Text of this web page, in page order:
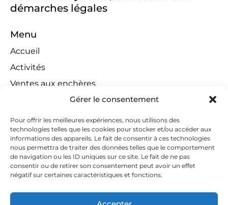
Gérer le consentement
Pour offrir les meilleures expériences, nous utilisons des
technologies telles que les cookies pour stocker et/ou accéder aux
informations des appareils. Le fait de consentir à ces technologies
nous permettra de traiter des données telles que le comportement
de navigation ou les ID uniques sur ce site. Le fait de ne pas
consentir ou de retirer son consentement peut avoir un effet
négatif sur certaines caractéristiques et fonctions.
démarches légales
Menu
Accueil
Activités
Ventes aux enchères
Compétences territoriales
Jeux concours
Liens
Contact
Contactez-nous
huissiers@tapella-nilles.lu